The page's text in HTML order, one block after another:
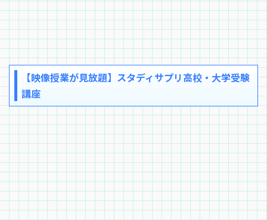
【映像授業が見放題】スタディサプリ高校・大学受験
講座